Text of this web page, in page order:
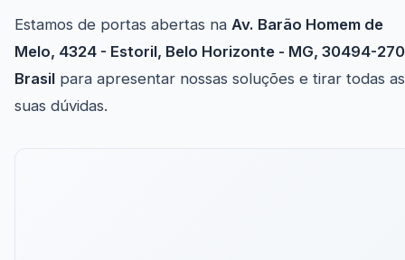
Estamos de portas abertas na Av. Barão Homem de
Melo, 4324 - Estoril, Belo Horizonte - MG, 30494-
Brasil para apresentar nossas soluções e tirar todas as
suas dúvidas.